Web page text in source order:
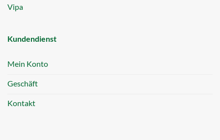
Vipa
Kundendienst
Mein Konto
Geschäft
Kontakt